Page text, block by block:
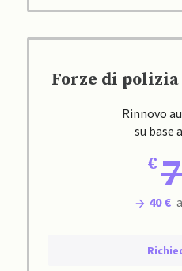
Forze di
Rinnovo
su base
40 €